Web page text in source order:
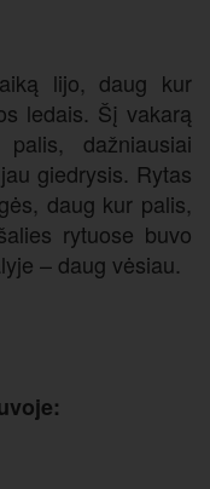
lijo, daug kur
ledais. Šį vakarą
dažniausiai
giedrysis. Rytas
daug kur palis,
rytuose buvo
– daug vėsiau.